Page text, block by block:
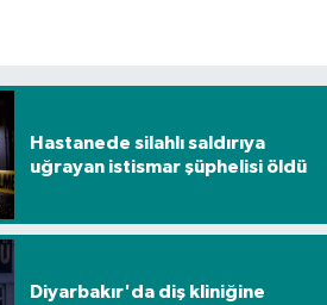
Hastanede silahlı saldırıya
uğrayan istismar şüphelisi öldü
Diyarbakır'da diş kliniğine